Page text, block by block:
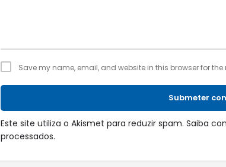
Save my name, email, and website in this browser for
Submeter
Este site utiliza o Akismet para reduzir spam. Saiba
processados.